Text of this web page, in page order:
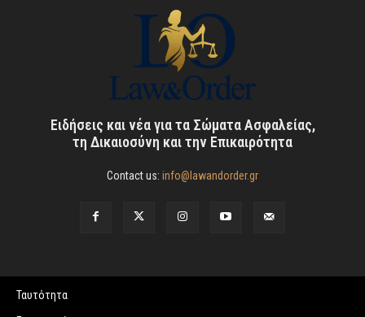
Ειδήσεις και νέα για τα Σώματα Ασφαλείας,
τη Δικαιοσύνη και την Επικαιρότητα
Contact us: info@lawandorder.gr
Ταυτότητα